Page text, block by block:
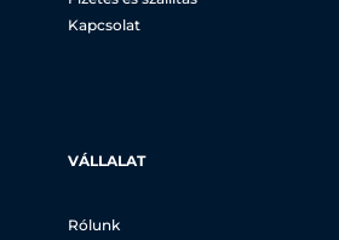
Kapcsolat
VÁLLALAT
Rólunk